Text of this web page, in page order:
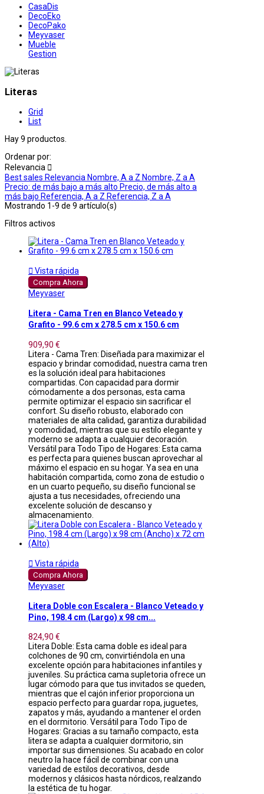
CasaDis
DecoEko
DecoPako
Meyvaser
Mueble
Gestion
Literas
Grid
List
Hay 9 productos.
Ordenar por:
Relevancia 
Best sales Relevancia Nombre, A a Z Nombre, Z a A
Precio: de más bajo a más alto Precio, de más alto a
más bajo Referencia, A a Z Referencia, Z a A
Mostrando 1-9 de 9 artículo(s)
Filtros activos
 Vista rápida
Compra Ahora
Meyvaser
Litera - Cama Tren en Blanco Veteado y
Grafito - 99.6 cm x 278.5 cm x 150.6 cm
909,90 €
Litera - Cama Tren: Diseñada para maximizar el
espacio y brindar comodidad, nuestra cama tren
es la solución ideal para habitaciones
compartidas. Con capacidad para dormir
cómodamente a dos personas, esta cama
permite optimizar el espacio sin sacrificar el
confort. Su diseño robusto, elaborado con
materiales de alta calidad, garantiza durabilidad
y comodidad, mientras que su estilo elegante y
moderno se adapta a cualquier decoración.
Versátil para Todo Tipo de Hogares: Esta cama
es perfecta para quienes buscan aprovechar al
máximo el espacio en su hogar. Ya sea en una
habitación compartida, como zona de estudio o
en un cuarto pequeño, su diseño funcional se
ajusta a tus necesidades, ofreciendo una
excelente solución de descanso y
almacenamiento.
 Vista rápida
Compra Ahora
Meyvaser
Litera Doble con Escalera - Blanco Veteado y
Pino, 198.4 cm (Largo) x 98 cm...
824,90 €
Litera Doble: Esta cama doble es ideal para
colchones de 90 cm, convirtiéndola en una
excelente opción para habitaciones infantiles y
juveniles. Su práctica cama supletoria ofrece un
lugar cómodo para que tus invitados se queden,
mientras que el cajón inferior proporciona un
espacio perfecto para guardar ropa, juguetes,
zapatos y más, ayudando a mantener el orden
en el dormitorio. Versátil para Todo Tipo de
Hogares: Gracias a su tamaño compacto, esta
litera se adapta a cualquier dormitorio, sin
importar sus dimensiones. Su acabado en color
neutro la hace fácil de combinar con una
variedad de estilos decorativos, desde
modernos y clásicos hasta nórdicos, realzando
la estética de tu hogar.